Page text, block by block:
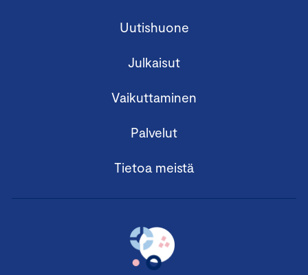
Uutishuone
Julkaisut
Vaikuttaminen
Palvelut
Tietoa meistä